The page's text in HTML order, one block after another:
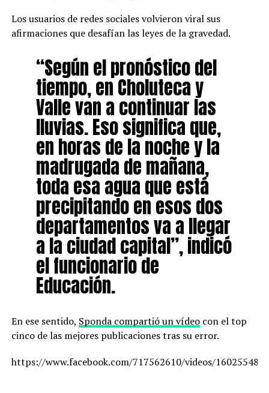
Los usuarios de redes sociales volvieron viral sus
afirmaciones que desafían las leyes de la gravedad.
“Según el pronóstico del
tiempo, en Choluteca y
Valle van a continuar las
lluvias. Eso significa que,
en horas de la noche y la
madrugada de mañana,
toda esa agua que está
precipitando en esos dos
departamentos va a llegar
a la ciudad capital”, indicó
el funcionario de
Educación.
En ese sentido, Sponda compartió un vídeocon el top
cinco de las mejores publicaciones tras su error.
https://www.facebook.com/717562610/videos/